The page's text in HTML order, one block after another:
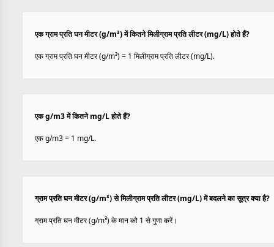
एक ग्राम प्रति घन मीटर (g/m³) में कितने मिलीग्राम प्रति लीटर (mg/L) होते हैं?
एक ग्राम प्रति घन मीटर (g/m³) = 1 मिलीग्राम प्रति लीटर (mg/L).
एक g/m3 में कितने mg/L होते हैं?
एक g/m3 = 1 mg/L.
ग्राम प्रति घन मीटर (g/m³) से मिलीग्राम प्रति लीटर (mg/L) में बदलने का सूत्र क्या है?
ग्राम प्रति घन मीटर (g/m³) के मान को 1 से गुणा करें।